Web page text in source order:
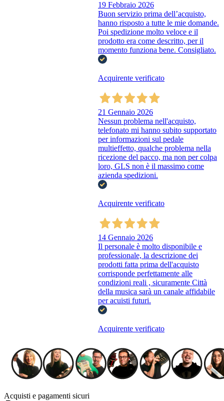
19 Febbraio 2026
Buon servizio prima dell’acquisto,
hanno risposto a tutte le mie domande.
Poi spedizione molto veloce e il
prodotto era come descritto, per il
momento funziona bene. Consigliato.
Acquirente verificato
21 Gennaio 2026
Nessun problema nell'acquisto,
telefonato mi hanno subito supportato
per informazioni sul pedale
multieffetto, qualche problema nella
ricezione del pacco, ma non per colpa
loro, GLS non è il massimo come
azienda spedizioni.
Acquirente verificato
14 Gennaio 2026
Il personale è molto disponibile e
professionale, la descrizione dei
prodotti fatta prima dell'acquisto
corrisponde perfettamente alle
condizioni reali , sicuramente Città
della musica sarà un canale affidabile
per acuisti futuri.
Acquirente verificato
Acquisti e pagamenti sicuri